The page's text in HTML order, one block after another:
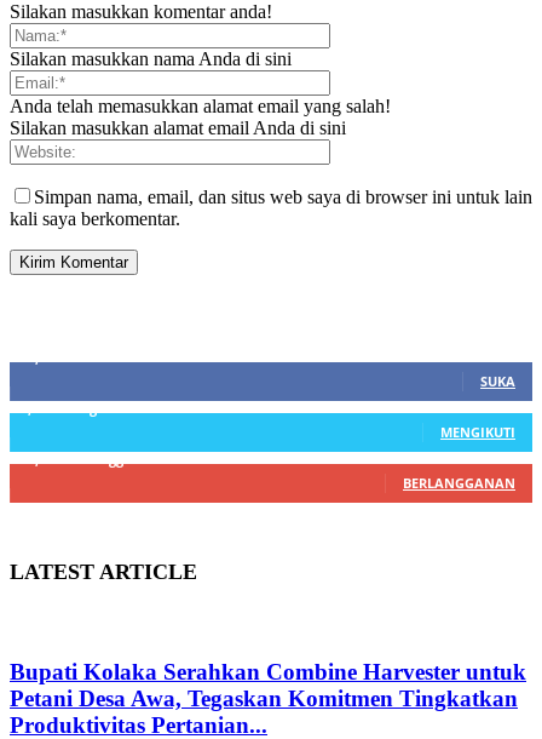
Silakan masukkan komentar anda!
Silakan masukkan nama Anda di sini
Anda telah memasukkan alamat email yang salah!
Silakan masukkan alamat email Anda di sini
Simpan nama, email, dan situs web saya di browser ini untuk lain
kali saya berkomentar.
SUKA
MENGIKUTI
BERLANGGANAN
LATEST ARTICLE
Bupati Kolaka Serahkan Combine Harvester untuk
Petani Desa Awa, Tegaskan Komitmen Tingkatkan
Produktivitas Pertanian...